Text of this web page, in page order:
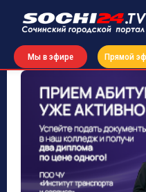
Мы в эфире Прямой